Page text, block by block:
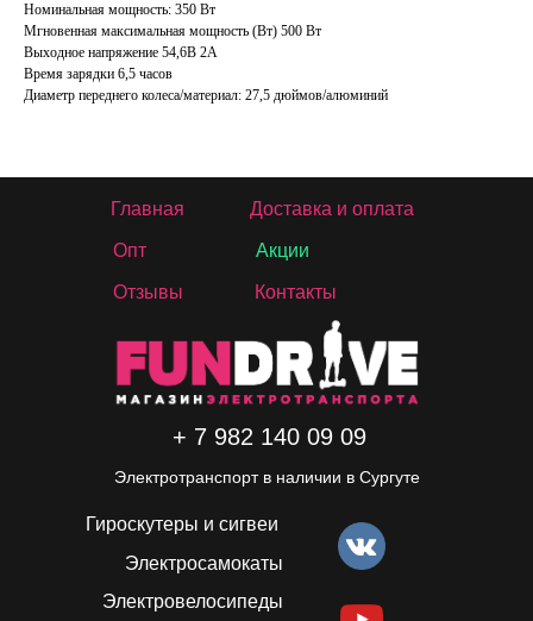
Номинальная мощность: 350 Вт
Мгновенная максимальная мощность (Вт) 500 Вт
Выходное напряжение 54,6В 2А
Время зарядки 6,5 часов
Диаметр переднего колеса/материал: 27,5 дюймов/алюминий
Гироскутеры и сигвеи
Электросамокаты
Электровелосипеды
Главная Доставка и оплата
Опт
Отзывы
Акции
Контакты
+ 7 982 140 09 09
Электротранспорт в наличии в Сургуте